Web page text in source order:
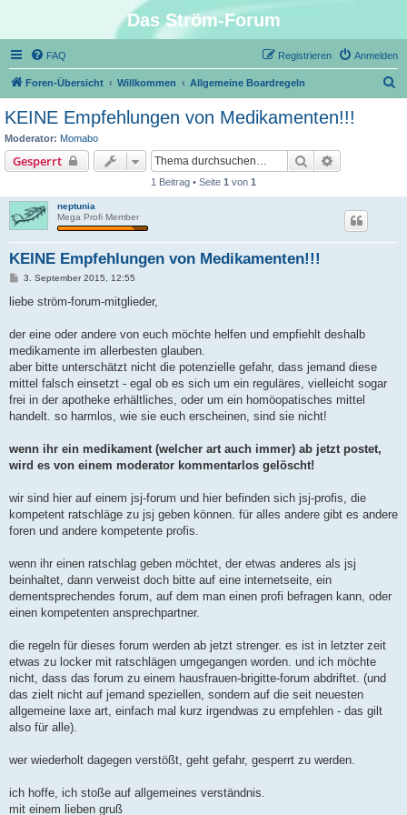
Das Ström-Forum
FAQ Anmelden
Registrieren
Foren-Übersicht Willkommen Allgemeine Boardregeln
KEINE Empfehlungen von Medikamenten!!!
Moderator: Momabo
Gesperrt Suche
1 Beitrag • Seite 1 von 1
neptunia
Mega Profi Member
KEINE Empfehlungen von Medikamenten!!!
B
i
a
3. September 2015, 12:55
liebe ström-forum-mitglieder,
der eine oder andere von euch möchte helfen und empfiehlt deshalb
medikamente im allerbesten glauben.
aber bitte unterschätzt nicht die potenzielle gefahr, dass jemand diese
mittel falsch einsetzt - egal ob es sich um ein reguläres, vielleicht sogar
frei in der apotheke erhältliches, oder um ein homöopatisches mittel
handelt. so harmlos, wie sie euch erscheinen, sind sie nicht!
wenn ihr ein medikament (welcher art auch immer) ab jetzt postet,
wird es von einem moderator kommentarlos gelöscht!
wir sind hier auf einem jsj-forum und hier befinden sich jsj-profis, die
kompetent ratschläge zu jsj geben können. für alles andere gibt es andere
foren und andere kompetente profis.
wenn ihr einen ratschlag geben möchtet, der etwas anderes als jsj
beinhaltet, dann verweist doch bitte auf eine internetseite, ein
dementsprechendes forum, auf dem man einen profi befragen kann, oder
einen kompetenten ansprechpartner.
die regeln für dieses forum werden ab jetzt strenger. es ist in letzter zeit
etwas zu locker mit ratschlägen umgegangen worden. und ich möchte
nicht, dass das forum zu einem hausfrauen-brigitte-forum abdriftet. (und
das zielt nicht auf jemand speziellen, sondern auf die seit neuesten
allgemeine laxe art, einfach mal kurz irgendwas zu empfehlen - das gilt
also für alle).
wer wiederholt dagegen verstößt, geht gefahr, gesperrt zu werden.
ich hoffe, ich stoße auf allgemeines verständnis.
mit einem lieben gruß